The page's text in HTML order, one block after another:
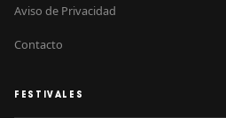
Aviso de Privacidad
Contacto
FESTIVALES